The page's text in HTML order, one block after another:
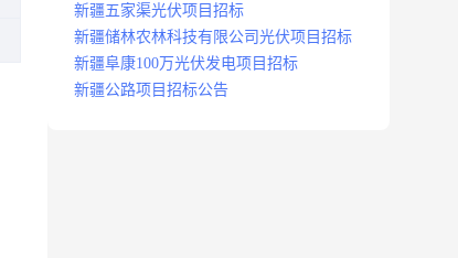
新疆五家渠光伏项目招标
新疆储林农林科技有限公司光伏项目招标
新疆阜康100万光伏发电项目招标
新疆公路项目招标公告